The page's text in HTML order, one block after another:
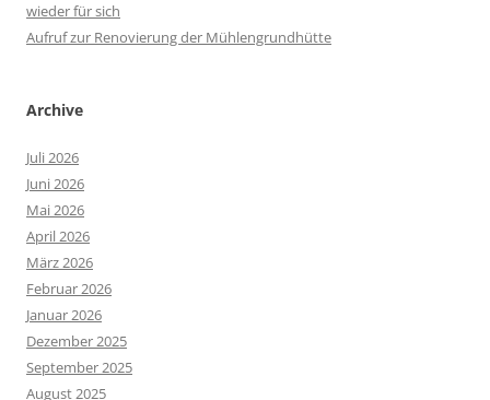
wieder für sich
Aufruf zur Renovierung der Mühlengrundhütte
Archive
Juli 2026
Juni 2026
Mai 2026
April 2026
März 2026
Februar 2026
Januar 2026
Dezember 2025
September 2025
August 2025